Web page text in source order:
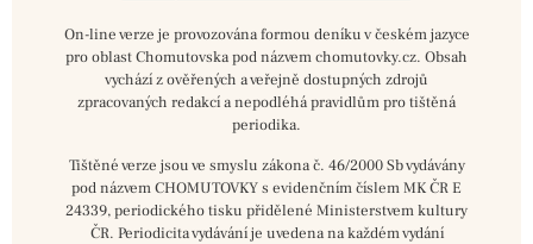
On-line verze je provozována formou deníku v českém jazyce
pro oblast Chomutovska pod názvem chomutovky.cz. Obsah
vychází z ověřených a veřejně dostupných zdrojů
zpracovaných redakcí a nepodléhá pravidlům pro tištěná
periodika.
Tištěné verze jsou ve smyslu zákona č. 46/2000 Sb vydávány
pod názvem CHOMUTOVKY s evidenčním číslem MK ČR E
24339, periodického tisku přidělené Ministerstvem kultury
ČR. Periodicita vydávání je uvedena na každém vydání